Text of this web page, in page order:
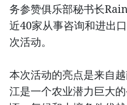
务参赞俱乐部秘书长
近40家从事咨询和进出
次活动。
本次活动的亮点是来自
江是一个农业潜力巨大